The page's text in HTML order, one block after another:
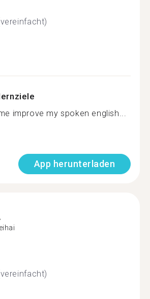
improve my spoken english...
App herunterladen